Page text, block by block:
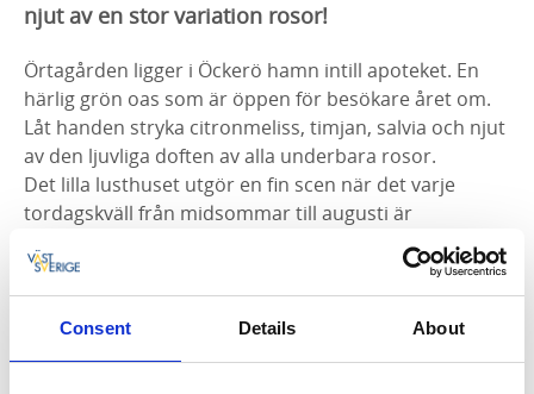
Consent Details About
njut av en stor variation rosor!
Örtagården ligger i Öckerö hamn intill apoteket. En
härlig grön oas som är öppen för besökare året om.
Låt handen stryka citronmeliss, timjan, salvia och njut
av den ljuvliga doften av alla underbara rosor.
Det lilla lusthuset utgör en fin scen när det varje
tordagskväll från midsommar till augusti är
Öckerö Örtagård har sitt ursprung i de projekt drevs